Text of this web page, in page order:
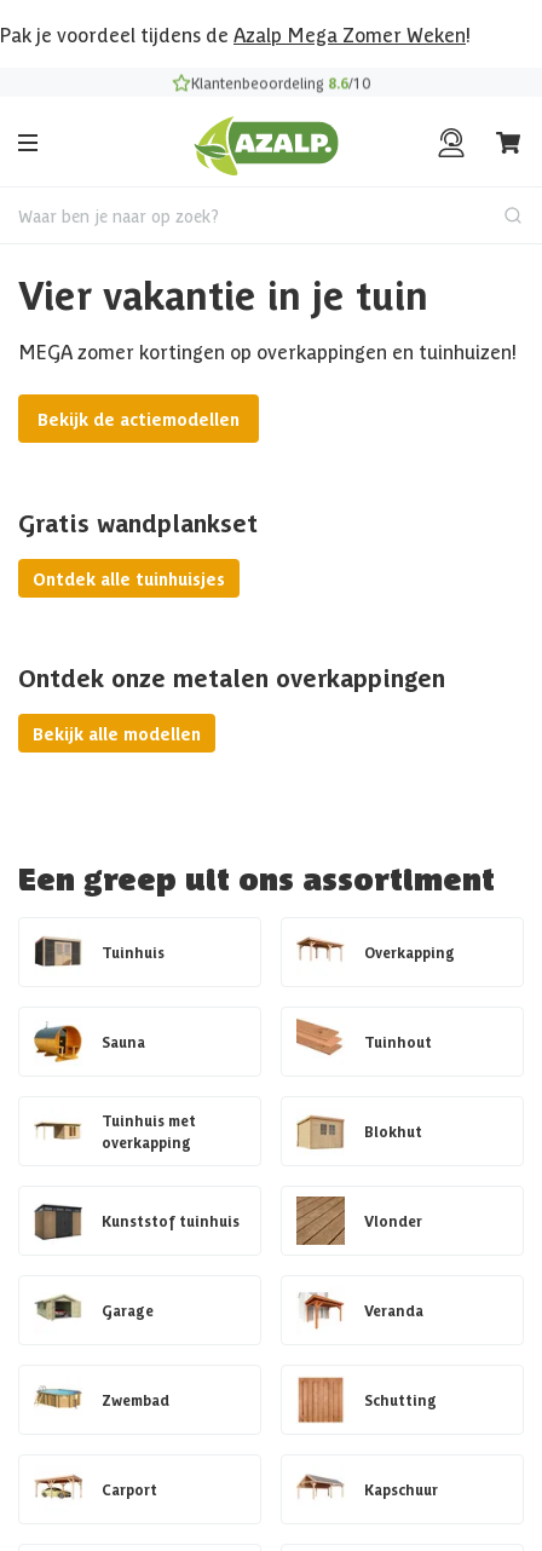
Pak je voordeel tijdens de Azalp Mega Zomer Weken!
Klantenbeoordeling 8.6/10
Waar ben je naar op zoek?
Vier vakantie in je tuin
MEGA zomer kortingen op overkappingen en tuinhuizen!
Bekijk de actiemodellen
Gratis wandplankset
Ontdek alle tuinhuisjes
Ontdek onze metalen overkappingen
Bekijk alle modellen
Een greep uit ons assortiment
Tuinhuis Overkapping
Sauna Tuinhout
Tuinhuis met
overkapping
Blokhut
Kunststof tuinhuis Vlonder
Garage Veranda
Zwembad Schutting
Carport Kapschuur